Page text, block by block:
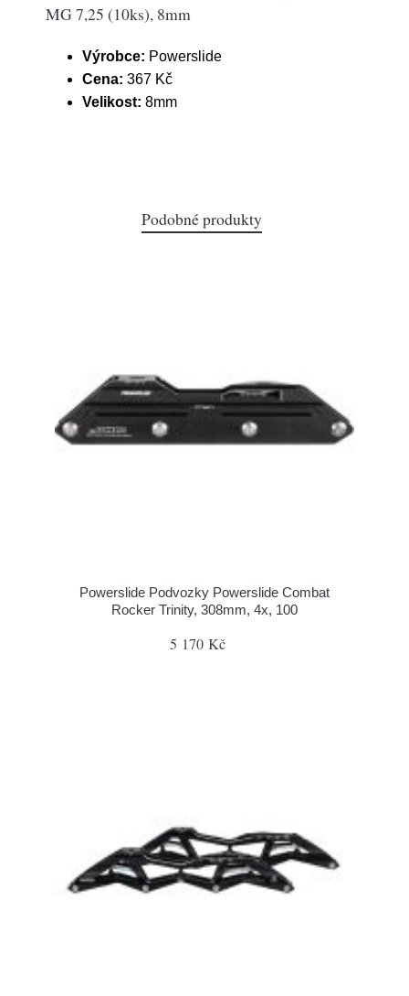
MG 7,25 (10ks), 8mm
Výrobce: Powerslide
Cena: 367 Kč
Velikost: 8mm
Podobné produkty
Powerslide Podvozky Powerslide Combat
Rocker Trinity, 308mm, 4x, 100
5 170 Kč